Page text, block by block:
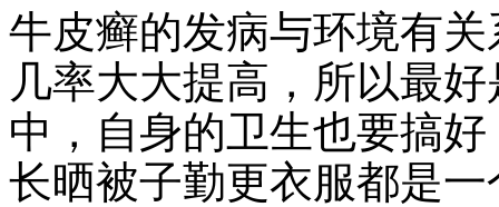
牛皮癣的发病与环境有
几率大大提高，所以最
中，自身的卫生也要搞
长晒被子勤更衣服都是